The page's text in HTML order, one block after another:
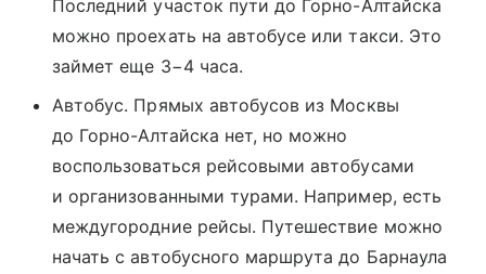
Последний участок пути до Горно-Алтайска
можно проехать на автобусе или такси. Это
займет еще 3−4 часа.
Автобус. Прямых автобусов из Москвы
до Горно-Алтайска нет, но можно
воспользоваться рейсовыми автобусами
и организованными турами. Например, есть
междугородние рейсы. Путешествие можно
начать с автобусного маршрута до Барнаула